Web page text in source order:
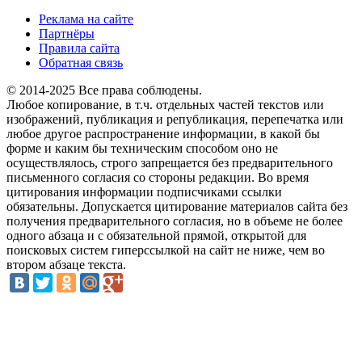
Реклама на сайте
Партнёры
Правила сайта
Обратная связь
© 2014-2025 Все права соблюдены.
Любое копирование, в т.ч. отдельных частей текстов или
изображений, публикация и републикация, перепечатка или
любое другое распространение информации, в какой бы
форме и каким бы техническим способом оно не
осуществлялось, строго запрещается без предварительного
письменного согласия со стороны редакции. Во время
цитирования информации подписчиками ссылки
обязательны. Допускается цитирование материалов сайта без
получения предварительного согласия, но в объеме не более
одного абзаца и с обязательной прямой, открытой для
поисковых систем гиперссылкой на сайт не ниже, чем во
втором абзаце текста.